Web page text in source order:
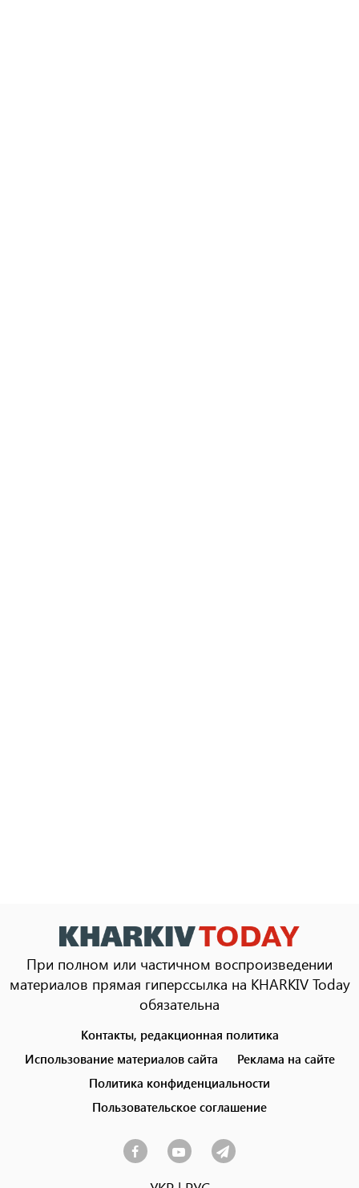
При полном или частичном воспроизведении
материалов прямая гиперссылка на KHARKIV Today
обязательна
menu
Контакты, редакционная политика
Использование материалов сайта
Реклама на сайте
Политика конфиденциальности
Пользовательское соглашение